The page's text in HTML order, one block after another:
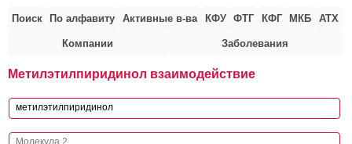
Поиск По алфавиту Активные в-ва КФУ ФТГ КФГ МКБ АТХ
Компании Заболевания
Метилэтилпиридинол взаимодействие